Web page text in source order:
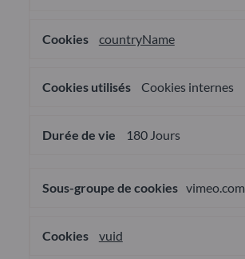
countryName
Cookies internes
180 Jours
vimeo.com
vuid